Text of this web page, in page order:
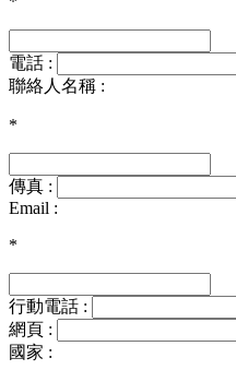
電話 :
聯絡人名稱 :
*
傳真 :
Email :
*
行動電話 :
網頁 :
國家 :